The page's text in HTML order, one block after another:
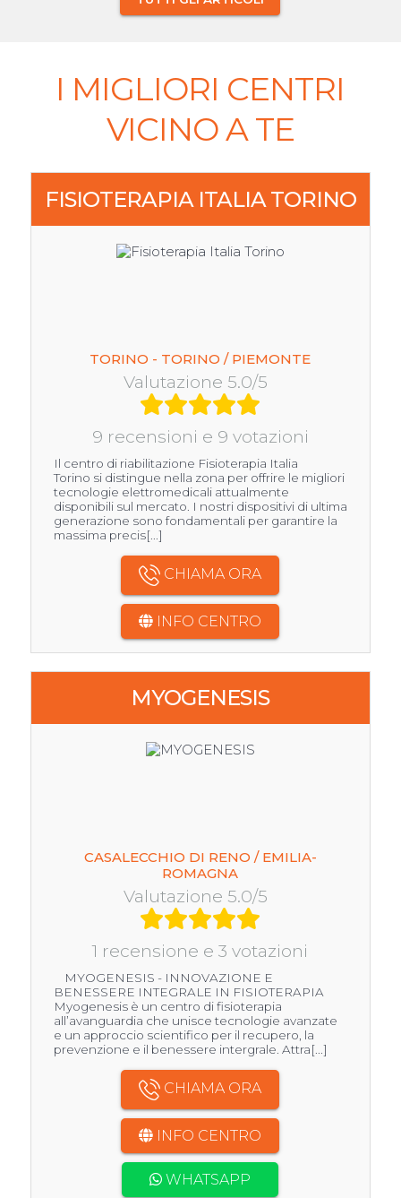
I MIGLIORI CENTRI
VICINO A TE
FISIOTERAPIA ITALIA TORINO
TORINO - TORINO / PIEMONTE
Valutazione 5.0/5
9 recensioni e 9 votazioni
Il centro di riabilitazione Fisioterapia Italia
Torino si distingue nella zona per offrire le migliori
tecnologie elettromedicali attualmente
disponibili sul mercato. I nostri dispositivi di ultima
generazione sono fondamentali per garantire la
massima precis[...]
CHIAMA ORA
INFO CENTRO
MYOGENESIS
CASALECCHIO DI RENO / EMILIA-
ROMAGNA
Valutazione 5.0/5
1 recensione e 3 votazioni
MYOGENESIS - INNOVAZIONE E
BENESSERE INTEGRALE IN FISIOTERAPIA
Myogenesis è un centro di fisioterapia
all’avanguardia che unisce tecnologie avanzate
e un approccio scientifico per il recupero, la
prevenzione e il benessere intergrale. Attra[...]
CHIAMA ORA
INFO CENTRO
WHATSAPP